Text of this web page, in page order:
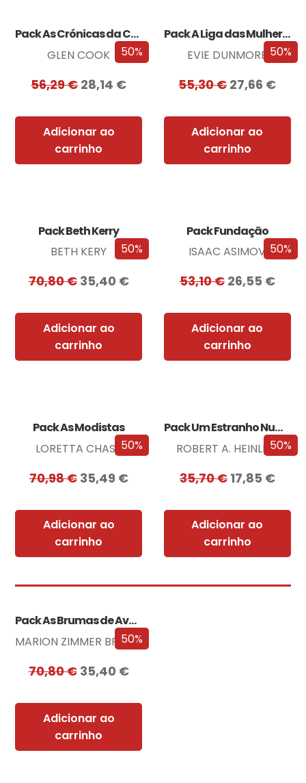
50%
Pack As Crónicas da Companhia Negra
GLEN COOK
56,29€28,14 €
Adicionar ao
carrinho
50%
Pack A Liga das Mulheres Extraordinárias
EVIE DUNMORE
55,30€27,66 €
Adicionar ao
carrinho
50%
Pack Beth Kerry
BETH KERY
70,80€ 35,40 €
Adicionar ao
carrinho
50%
Pack Fundação
ISAAC ASIMOV
53,10€ 26,55 €
Adicionar ao
carrinho
50%
Pack As Modistas
LORETTA CHASE
70,98€ 35,49 €
Adicionar ao
carrinho
50%
Pack Um Estranho Numa Terra Estranha
ROBERT A. HEINLEIN
35,70€ 17,85 €
Adicionar ao
carrinho
50%
Pack As Brumas de Avalon
MARION ZIMMER BRADLEY
70,80€ 35,40 €
Adicionar ao
carrinho